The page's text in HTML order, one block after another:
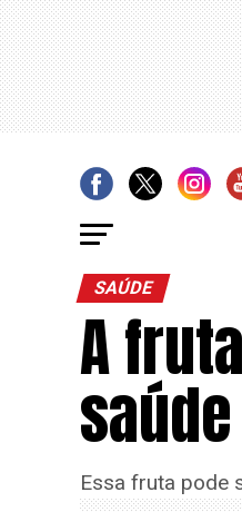
SAÚDE
A
saúde
Essa fruta pode